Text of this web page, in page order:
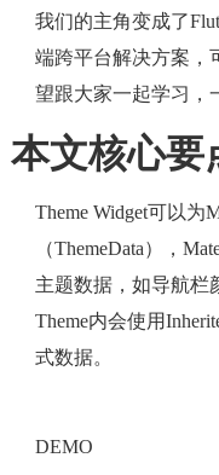
我们的主角变成了
端跨平台解决方案，
望跟大家一起学习，
本文核心要
Theme Widget可以为
（ThemeData），
主题数据，如导航栏
Theme内会使用
式数据。
DEMO